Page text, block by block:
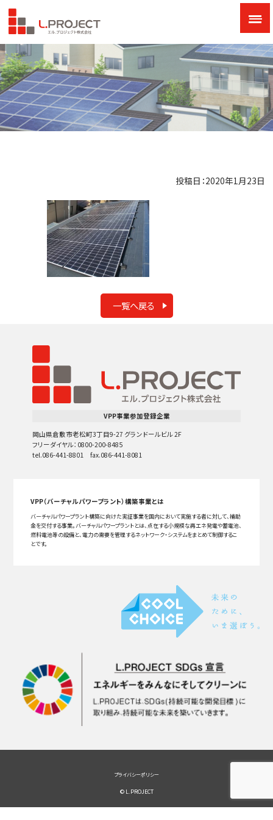
投稿日：2020年1月23日
一覧へ戻る
VPP事業参加登録企業
岡山県倉敷市老松町3丁目9-27 グランドールビル 2F
フリーダイヤル：0800-200-8485
tel.086-441-8801 fax.086-441-8081
VPP（バーチャルパワープラント）構築事業とは
バーチャルパワープラント構築に向けた実証事業を国内において実施する者に対して、補助
金を交付する事業。バーチャルパワープラントとは、点在する小規模な再エネ発電や蓄電池、
燃料電池等の設備と、電力の需要を管理するネットワーク・システムをまとめて制御するこ
とです。
プライバシーポリシー
© L.PROJECT